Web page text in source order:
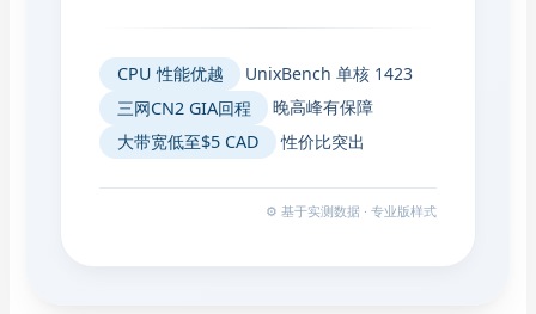
CPU 性能优越
UnixBench 单核 1423
三网CN2 GIA回程
晚高峰有保障
大带宽低至$5 CAD
性价比突出
⚙️ 基于实测数据 · 专业版样式